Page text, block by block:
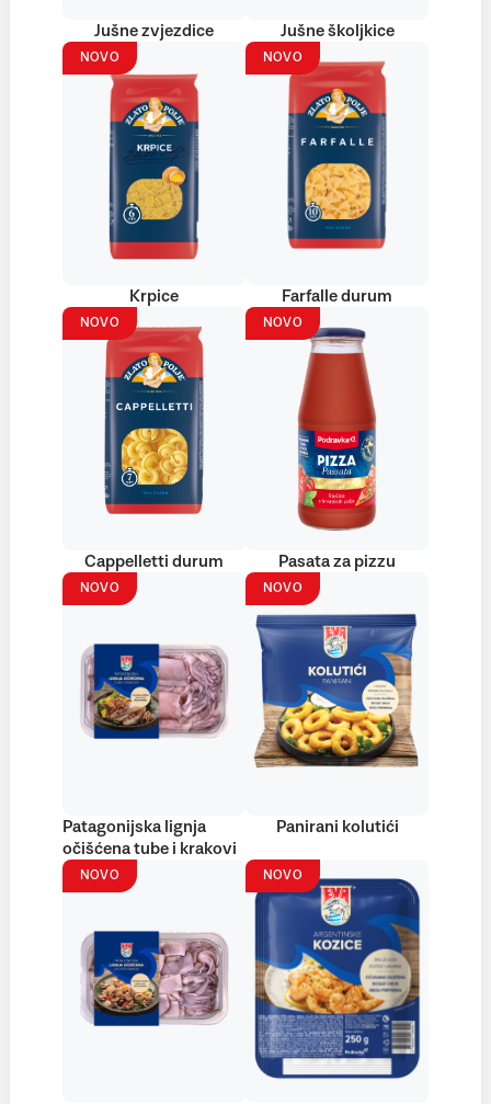
Jušne zvjezdice Jušne školjkice
NOVO
Krpice
NOVO
Farfalle durum
NOVO
Cappelletti durum
NOVO
Pasata za pizzu
NOVO
Patagonijska lignja
očišćena tube i krakovi
NOVO
Panirani kolutići
NOVO NOVO